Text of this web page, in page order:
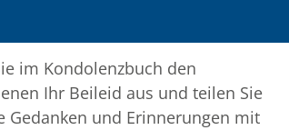
im Kondolenzbuch den
Ihr Beileid aus und teilen Sie
Gedanken und Erinnerungen mit